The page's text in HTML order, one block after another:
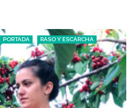
PORTADA RASO Y ESCARCHA